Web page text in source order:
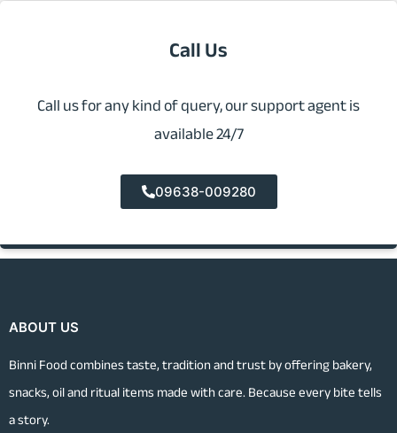
Call Us
Call us for any kind of query, our support agent is
available 24/7
09638-009280
ABOUT US
Binni Food combines taste, tradition and trust by offering bakery,
snacks, oil and ritual items made with care. Because every bite tells
a story.